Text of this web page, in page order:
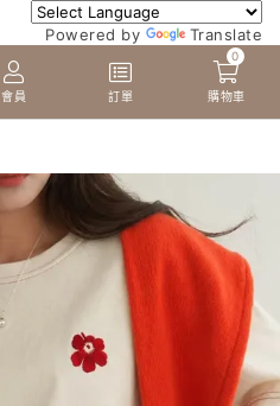
Powered by Translate
會員 訂單
0
購物車